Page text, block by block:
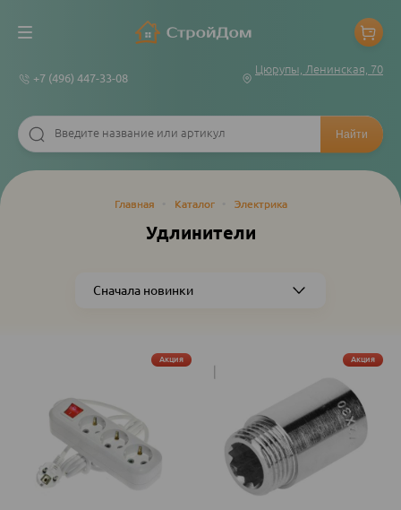
+7 (496) 447-33-08
Цюрупы, Ленинская, 70
Строка
Главная Каталог Электрика
Удлинители
Акция Акция